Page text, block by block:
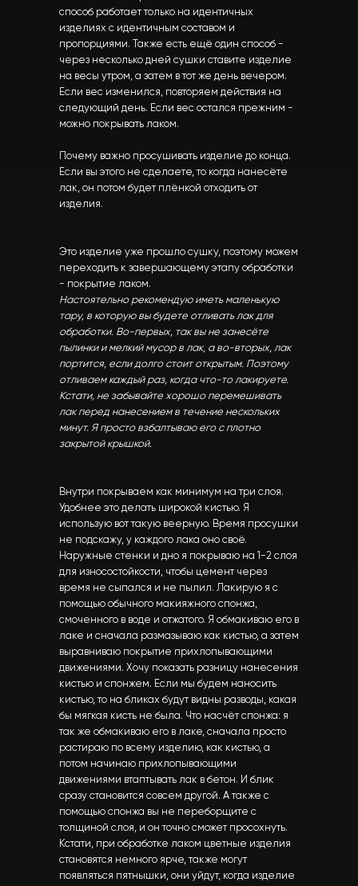
способ работает только на идентичных
изделиях с идентичным составом и
пропорциями. Также есть ещё один способ -
через несколько дней сушки ставите изделие
на весы утром, а затем в тот же день вечером.
Если вес изменился, повторяем действия на
следующий день. Если вес остался прежним -
можно покрывать лаком.
Почему важно просушивать изделие до конца.
Если вы этого не сделаете, то когда нанесёте
лак, он потом будет плёнкой отходить от
изделия.
Это изделие уже прошло сушку, поэтому можем
переходить к завершающему этапу обработки
- покрытие лаком.
Настоятельно рекомендую иметь маленькую
тару, в которую вы будете отливать лак для
обработки. Во-первых, так вы не занесёте
пылинки и мелкий мусор в лак, а во-вторых, лак
портится, если долго стоит открытым. Поэтому
отливаем каждый раз, когда что-то лакируете.
Кстати, не забывайте хорошо перемешивать
лак перед нанесением в течение нескольких
минут. Я просто взбалтываю его с плотно
закрытой крышкой.
Внутри покрываем как минимум на три слоя.
Удобнее это делать широкой кистью. Я
использую вот такую веерную. Время просушки
не подскажу, у каждого лака оно своё.
Наружные стенки и дно я покрываю на 1-2 слоя
для износостойкости, чтобы цемент через
время не сыпался и не пылил. Лакирую я с
помощью обычного макияжного спонжа,
смоченного в воде и отжатого. Я обмакиваю его в
лаке и сначала размазываю как кистью, а затем
выравниваю покрытие прихлопывающими
движениями. Хочу показать разницу нанесения
кистью и спонжем. Если мы будем наносить
кистью, то на бликах будут видны разводы, какая
бы мягкая кисть не была. Что насчёт спонжа: я
так же обмакиваю его в лаке, сначала просто
растираю по всему изделию, как кистью, а
потом начинаю прихлопывающими
движениями втаптывать лак в бетон. И блик
сразу становится совсем другой. А также с
помощью спонжа вы не переборщите с
толщиной слоя, и он точно сможет просохнуть.
Кстати, при обработке лаком цветные изделия
становятся немного ярче, также могут
появляться пятнышки, они уйдут, когда изделие